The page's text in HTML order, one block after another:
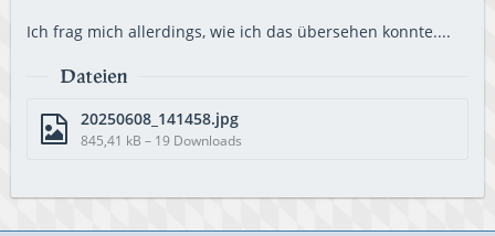
Ich frag mich allerdings, wie ich das übersehen konnte....
Dateien
20250608_141458.jpg
845,41 kB – 19 Downloads